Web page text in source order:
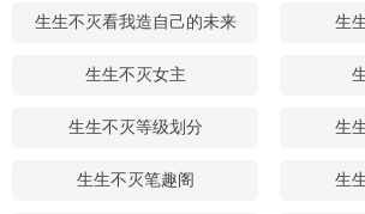
生生不灭看我造自己的未来 生
生生不灭女主
生生不灭等级划分 生
生生不灭笔趣阁 生